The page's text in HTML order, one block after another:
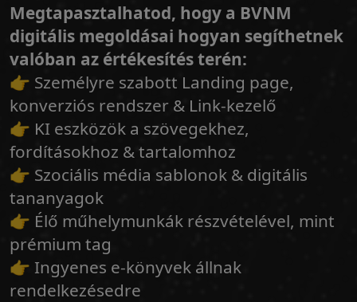
Megtapasztalhatod, hogy a BVNM
digitális megoldásai hogyan segíthetnek
valóban az értékesítés terén:
👉 Személyre szabott Landing page,
konverziós rendszer & Link-kezelő
👉 KI eszközök a szövegekhez,
fordításokhoz & tartalomhoz
👉 Szociális média sablonok & digitális
tananyagok
👉 Élő műhelymunkák részvételével, mint
prémium tag
👉 Ingyenes e-könyvek állnak
rendelkezésedre